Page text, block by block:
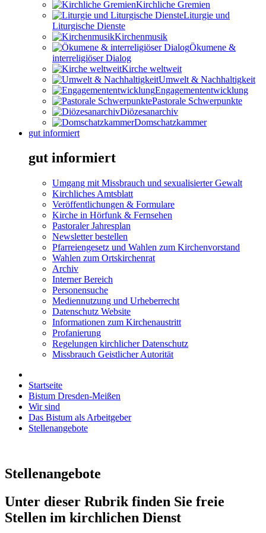
Kirchliche Gremien
Liturgie und
Liturgische Dienste
Kirchenmusik
Ökumene &
interreligiöser Dialog
Kirche weltweit
Umwelt & Nachhaltigkeit
Engagemententwicklung
Pastorale Schwerpunkte
Diözesanarchiv
Domschatzkammer
gut informiert
gut informiert
Umgang mit Missbrauch und sexualisierter Gewalt
Kirchliches Amtsblatt
Veröffentlichungen & Formulare
Kirche in Hörfunk & Fernsehen
Pastoraler Jahresplan
Newsletter bestellen
Pfarreiengesetz und Wahlen zum Kirchenvorstand
Wahlen zum Ortskirchenrat
Archiv
Interner Bereich
Personensuche
Mediennutzung und Urheberrecht
Datenschutz Website
Informationen zum Kirchenaustritt
Profanierung
Regelungen kirchlicher Datenschutz
Missbrauch Geistlicher Autorität
Startseite
Bistum Dresden-Meißen
Wir sind
Das Bistum als Arbeitgeber
Stellenangebote
Stellenangebote
Unter dieser Rubrik finden Sie freie
Stellen im kirchlichen Dienst